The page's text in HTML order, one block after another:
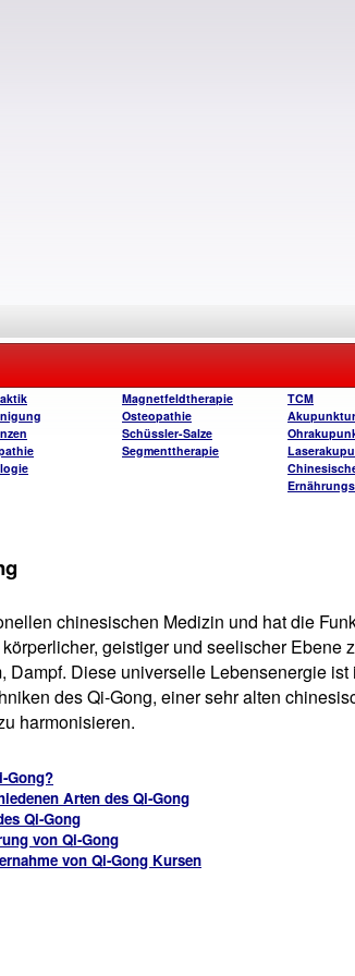
Magnetfeldtherapie
Osteopathie
Schüssler-Salze
Segmenttherapie
TCM
Akupunktur
chinesischen Medizin und hat die
geistiger und seelischer Ebene
Diese universelle Lebensenergie
des Qi-Gong, einer sehr alten
harmonisieren.
Gong?
Arten des Qi-Gong
Qi-Gong
von Qi-Gong
von Qi-Gong Kursen